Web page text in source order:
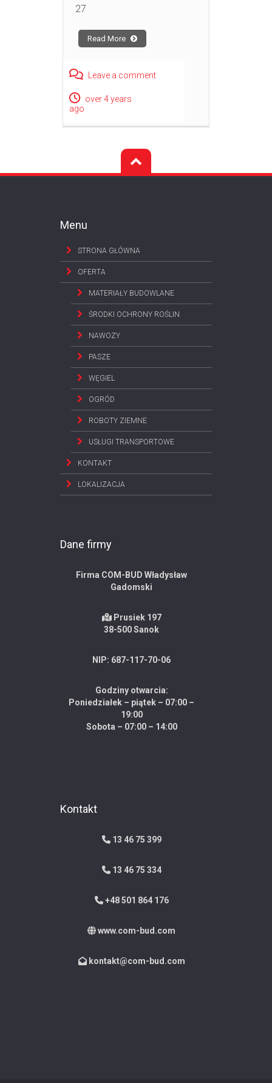
27
Read More
Leave a comment
over 4 years
ago
Menu
STRONA GŁÓWNA
OFERTA
MATERIAŁY BUDOWLANE
ŚRODKI OCHRONY ROŚLIN
NAWOZY
PASZE
WĘGIEL
OGRÓD
ROBOTY ZIEMNE
USŁUGI TRANSPORTOWE
KONTAKT
LOKALIZACJA
Dane firmy
Firma COM-BUD Władysław
Gadomski
Prusiek 197
38-500 Sanok
NIP: 687-117-70-06
Godziny otwarcia:
Poniedziałek – piątek – 07:00 –
19:00
Sobota – 07:00 – 14:00
Kontakt
13 46 75 399
13 46 75 334
+48 501 864 176
www.com-bud.com
kontakt@com-bud.com